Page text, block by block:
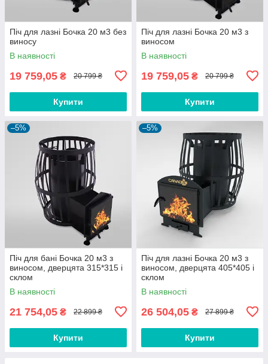
Піч для лазні Бочка 20 м3 без
виносу
В наявності
19 759,05 ₴ 20 799 ₴
Купити
Піч для лазні Бочка 20 м3 з
виносом
В наявності
19 759,05 ₴ 20 799 ₴
Купити
–5%
Піч для бані Бочка 20 м3 з
виносом, дверцята 315*315 і
склом
В наявності
21 754,05 ₴ 22 899 ₴
Купити
–5%
Піч для лазні Бочка 20 м3 з
виносом, дверцята 405*405 і
склом
В наявності
26 504,05 ₴ 27 899 ₴
Купити